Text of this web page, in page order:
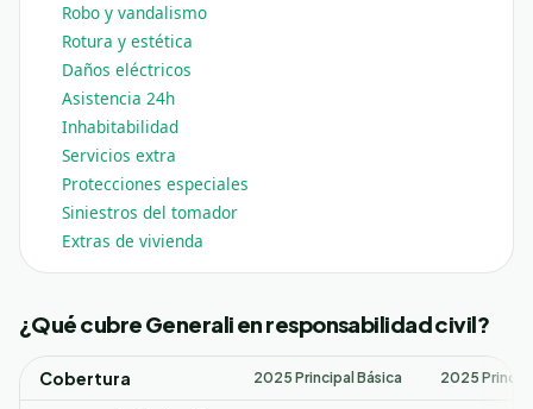
Robo y vandalismo
Rotura y estética
Daños eléctricos
Asistencia 24h
Inhabitabilidad
Servicios extra
Protecciones especiales
Siniestros del tomador
Extras de vivienda
¿Qué cubre Generali en responsabilidad civil?
Cobertura 2025 Principal Básica 2025